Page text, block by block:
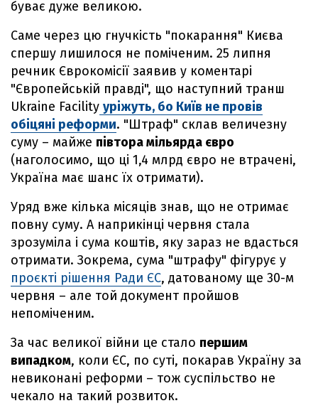
буває дуже великою.
Саме через цю гнучкість "покарання" Києва
спершу лишилося не поміченим. 25 липня
речник Єврокомісії заявив у коментарі
"Європейській правді", що наступний транш
Ukraine Facility уріжуть, бо Київ не провів
обіцяні реформи. "Штраф" склав величезну
суму – майже півтора мільярда євро
(наголосимо, що ці 1,4 млрд євро не втрачені,
Україна має шанс їх отримати).
Уряд вже кілька місяців знав, що не отримає
повну суму. А наприкінці червня стала
зрозуміла і сума коштів, яку зараз не вдасться
отримати. Зокрема, сума "штрафу" фігурує у
проєкті рішення Ради ЄС, датованому ще 30-м
червня – але той документ пройшов
непоміченим.
За час великої війни це стало першим
випадком, коли ЄС, по суті, покарав Україну за
невиконані реформи – тож суспільство не
чекало на такий розвиток.